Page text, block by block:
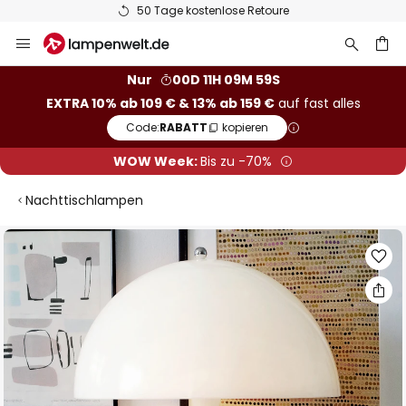
50 Tage kostenlose Retoure
Inhalt
Nur
00D 11H 09M 58S
EXTRA 10% ab 109 € & 13% ab 159 €auf fast alles
Code:RABATT kopieren
WOW Week:Bis zu -70%
Nachttischlampen
Zum
Ende
der
Bildgalerie
springen